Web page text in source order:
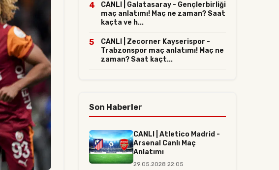
4
CANLI | Galatasaray - Gençlerbirliği
maç anlatımı! Maç ne zaman? Saat
kaçta ve h...
5
CANLI | Zecorner Kayserispor -
Trabzonspor maç anlatımı! Maç ne
zaman? Saat kaçt...
Son Haberler
CANLI | Atletico Madrid -
Arsenal Canlı Maç
Anlatımı
29.05.2028 22:05